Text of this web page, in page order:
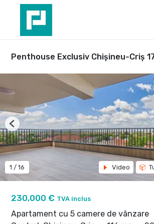
Penthouse Exclusiv Chișineu-Criș
230,000 € TVA inclus
Apartament cu 5 camere de vânzare
1 / 16 Video
Previous